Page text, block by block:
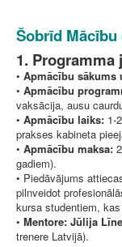
Šobrīd
1.
• Apmācību sākums
• Apmācību
vaksācija, ausu
• Apmācību laiks: 1-
prakses kabineta
• Apmācību maksa:
gadiem).
• Piedāvājums
pilnveidot
kursa studentiem,
• Mentore: Jūlija Līne
trenere Latvijā).